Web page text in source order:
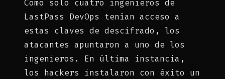
Como solo cuatro ingenieros de
LastPass DevOps tenían acceso a
estas claves de descifrado, los
atacantes apuntaron a uno de los
ingenieros. En última instancia,
los hackers instalaron con éxito un